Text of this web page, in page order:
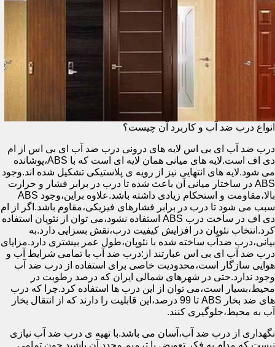
انواع درب ضد آب و کاربرد آن چیست؟
درب ضد آب ای بی اس لایه های درونی درب ضد آب ای بی اس از ام
دی اف است.لایه های میانی همان لایه ای است که با ABS،پوشانده
می شود.لایه های انتهایی نیز از رویه ی پلاستیکی تشکیل شده اند.وجود
ABS در ساختار میانی آن باعث شده تا درب در برابر فشار و حرارت
بالا،مقاومت و استحکام زیادی داشته باشد.علاوه براین،وجود ABS
سبب می شود تا درب در برابر فشارهای فیزیکی،مقاوم باشد.اگر از ام
دی اف در ساخت درب ABS استفاده نشود،می توان از نئوپان استفاده
کرد.انتخاب نئوپان در افزایش کیفیت درب،نقش بسزایی دارد.به
بیانی،درب ضدآب ساخته شده با نئوپان،طول عمر بیشتری دارد.مزایای
درب ضد آب ای بی اس عبارتند از:درب ضد آب با تمامی شرایط آب و
هوایی سازگار است،محدودیت خاصی برای استفاده از درب ضد آب
وجود ندارد.حتی در شهرهای شمالی ایران که درصد رطوبت در
محیط،بسیار است،می توان از این درب ها استفاده کرد.چرا که درب
های ضد بخار ABS تا 99 درصد،این قابلیت را دارند که از انتقال بخار
آب به محیط،جلوگیری کنند.
نگهداری از درب ضد آب،آسان می باشد.با تهیه ی درب ضد آب نیازی
نیست که مدام به فکر تعویض یا ترمیم مجدد آن باشید.چون تمامی